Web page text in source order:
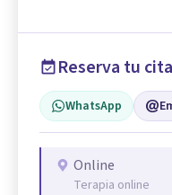
Reserva tu cita
WhatsApp
Online
Terapia online